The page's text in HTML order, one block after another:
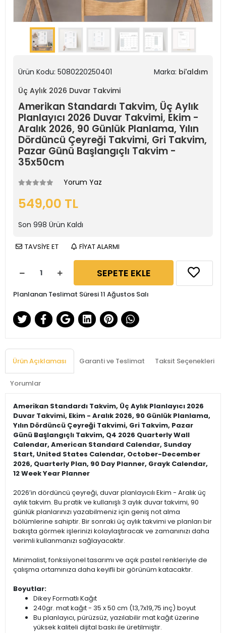
Ürün Kodu: 5080220250401 Marka: bi'aldım
Üç Aylık 2026 Duvar Takvimi
Amerikan Standardı Takvim, Üç Aylık
Planlayıcı 2026 Duvar Takvimi, Ekim -
Aralık 2026, 90 Günlük Planlama, Yılın
Dördüncü Çeyreği Takvimi, Gri Takvim,
Pazar Günü Başlangıçlı Takvim -
35x50cm
Yorum Yaz
549,00 TL
Son 998 Ürün Kaldı
TAVSİYE ET FİYAT ALARMI
SEPETE EKLE
Planlanan Teslimat Süresi 11 Ağustos Salı
Ürün Açıklaması Garanti ve Teslimat Taksit Seçenekleri
Yorumlar
Amerikan Standardı Takvim, Üç Aylık Planlayıcı 2026
Duvar Takvimi, Ekim - Aralık 2026, 90 Günlük Planlama,
Yılın Dördüncü Çeyreği Takvimi, Gri Takvim, Pazar
Günü Başlangıçlı Takvim, Q4 2026 Quarterly Wall
Calendar, American Standard Calendar, Sunday
Start, United States Calendar, October-December
2026, Quarterly Plan, 90 Day Planner, Grayk Calendar,
12 Week Year Planner
2026’in dördüncü çeyreği, duvar planlayıcılı Ekim - Aralık üç
aylık takvim. Bu pratik ve kullanışlı 3 aylık duvar takvimi, 90
günlük planlarınızı yazabilmeniz için geniş not alma
bölümlerine sahiptir. Bir sonraki üç aylık takvimi ve planları bir
bakışta görmek işlerinizi kolaylaştıracak ve zamanınızı daha
verimli kullanmanızı sağlayacaktır.
Minimalist, fonksiyonel tasarımı ve açık pastel renkleriyle de
çalışma ortamınıza daha keyifli bir görünüm katacaktır.
Boyutlar:
Dikey Formatlı Kağıt
240gr. mat kağıt - 35 x 50 cm (13,7x19,75 inç) boyut
Bu planlayıcı, pürüzsüz, yazılabilir mat kağıt üzerine
yüksek kaliteli dijital baskı ile üretilmiştir.